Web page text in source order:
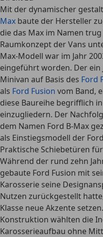
Mit der dynamischer
Max baute der Hersteller
die das Max im Namen
Raumkonzept der Vans
Max-Modell war im Jahr
eingeführt worden. Der
Minivan auf Basis des Ford
als Ford Fusion vom Band,
diese Baureihe begrifflich
einzugliedern. Der
dem Namen Ford B-Max
als Einstiegsmodell der
Praktische Schiebetüren
Während der rund zehn
gebaute Ford Fusion mit
Karosserie seine
Nutzen zurückgestellt
Klasse neue Akzente
Konstruktion wählten die
Karosserieaufbau ohne